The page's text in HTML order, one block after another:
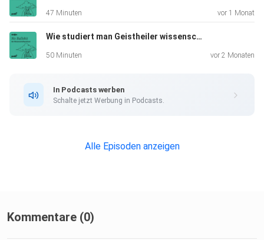
47 Minuten vor 1 Monat
Wie studiert man Geistheiler wissenschaftlich? Folge 44
50 Minuten vor 2 Monaten
In Podcasts werben
Schalte jetzt Werbung in Podcasts.
Alle Episoden anzeigen
Kommentare (0)